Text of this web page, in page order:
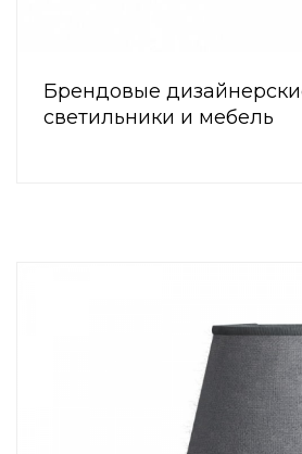
Брендовые
светильники и мебель